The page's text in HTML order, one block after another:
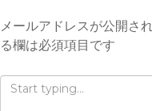
メールアドレスが公開さ
る欄は必須項目です